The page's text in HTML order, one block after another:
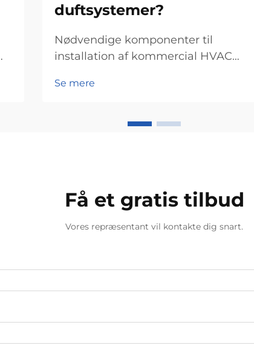
duftsystemer?
Nødvendige komponenter til
installation af kommercial HVAC
Systemkompatibilitetstests Når
duftsystem, er det første at tjekke
Se mere
Få et gratis tilbud
Vores repræsentant vil kontakte dig snart.